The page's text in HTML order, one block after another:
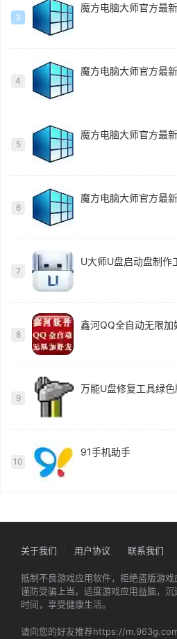
3
魔方电脑大师官方最
4
魔方电脑大师官方最
5
魔方电脑大师官方最
6
魔方电脑大师官方最
7
U大师U盘启动盘制作
8
鑫河QQ全自动无限加
9
万能U盘修复工具绿色
10
91手机助手
关于我们 用户协议 联系我们
抵制不良游戏应用软件，拒绝盗版游戏
谨防受骗上当。适度游戏应用益脑，
时间，享受健康生活。
请向您的好友推荐https://m.963g.com